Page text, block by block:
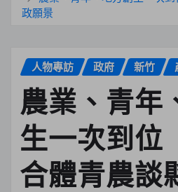
政願景
人物專訪 政府 新竹
農業、青年
生一次到
合體青農談